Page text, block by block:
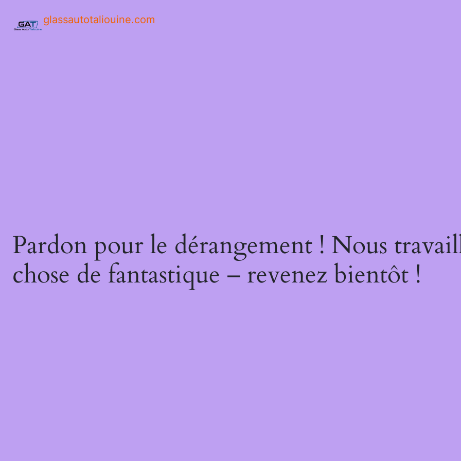
glassautotaliouine.com
Pardon pour le dérangement ! Nous
chose de fantastique – revenez bientôt !